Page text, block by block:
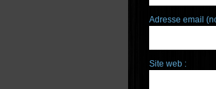
Adresse email
Site web :